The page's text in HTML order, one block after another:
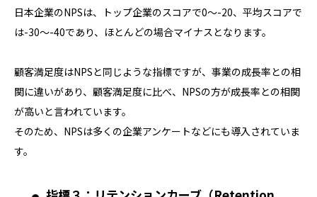
日本企業のNPSは、トップ企業のスコアで0～-20、平均スコアで
は-30～-40であり、ほとんどの場合マイナスとなります。
顧客満足度はNPSと同じような指標ですが、事業の成長率との相
関に違いがあり、顧客満足度に比べ、NPSの方が成長率との相関
が高いと言われています。
そのため、NPSは多くの企業アンケートなどにも導入されていま
す。